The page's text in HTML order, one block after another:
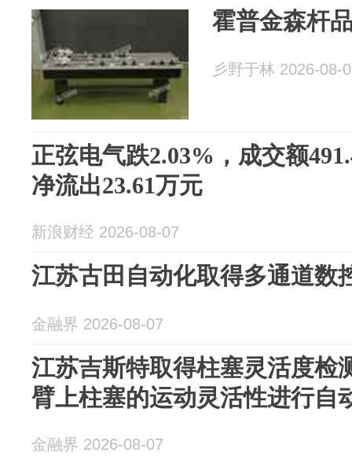
霍普金森杆
彡野于林 2026-08-
正弦电气跌2.03%，成交额
净流出23.61万元
新浪财经 2026-08-07
江苏古田自动化取得多通道数
金融界 2026-08-07
江苏吉斯特取得柱塞灵活度检
臂上柱塞的运动灵活性进行自
金融界 2026-08-07